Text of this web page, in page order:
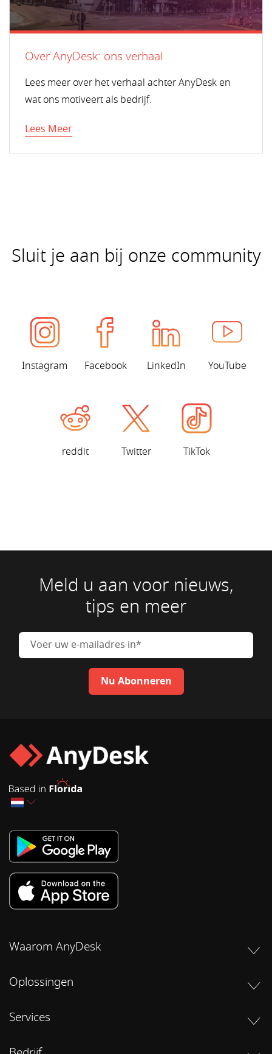
Over AnyDesk: ons verhaal
Lees meer over het verhaal achter AnyDesk en
wat ons motiveert als bedrijf.
Lees Meer
Sluit je aan bij onze community
Instagram Facebook LinkedIn YouTube
reddit Twitter TikTok
Meld u aan voor nieuws,
tips en meer
Voer uw e-mailadres in
Nu Abonneren
Waarom AnyDesk
Oplossingen
Services